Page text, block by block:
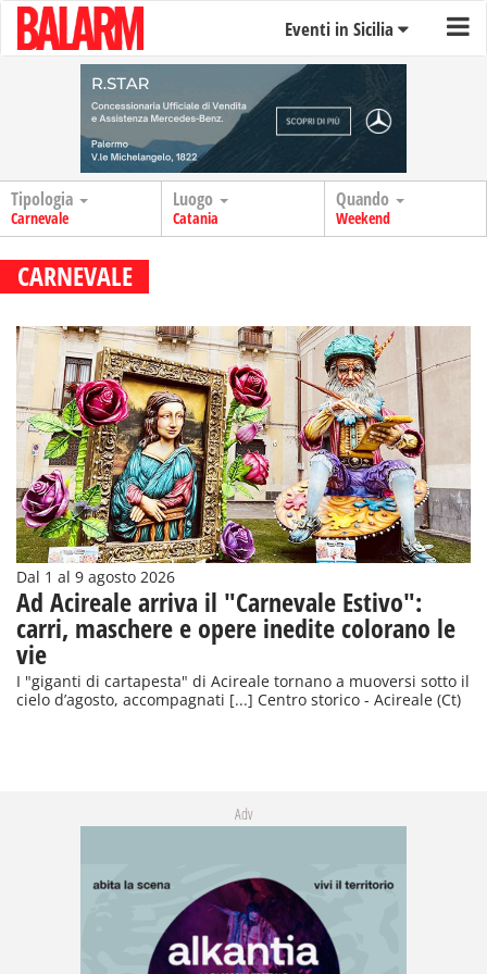
Eventi in Sicilia
Tipologia
Carnevale
Luogo
Catania
Quando
Weekend
CARNEVALE
Dal 1 al 9 agosto 2026
Ad Acireale arriva il "Carnevale Estivo":
carri, maschere e opere inedite colorano le
vie
I "giganti di cartapesta" di Acireale tornano a muoversi sotto il
cielo d’agosto, accompagnati [...] Centro storico - Acireale (Ct)
Adv